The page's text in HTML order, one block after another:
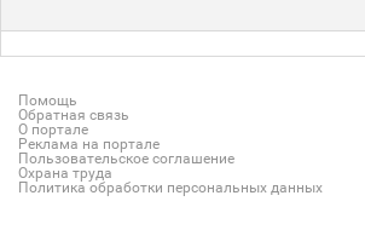
Помощь
Обратная связь
О портале
Реклама на портале
Пользовательское соглашение
Охрана труда
Политика обработки персональных данных